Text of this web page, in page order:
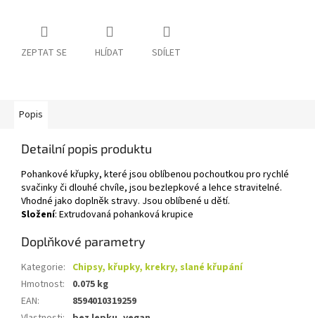
ZEPTAT SE HLÍDAT SDÍLET
Popis
Detailní popis produktu
Pohankové křupky, které jsou oblíbenou pochoutkou pro rychlé
svačinky či dlouhé chvíle, jsou bezlepkové a lehce stravitelné.
Vhodné jako doplněk stravy. Jsou oblíbené u dětí.
Složení: Extrudovaná pohanková krupice
Doplňkové parametry
Kategorie: Chipsy, křupky, krekry, slané křupání
Hmotnost:
0.075 kg
EAN:
8594010319259